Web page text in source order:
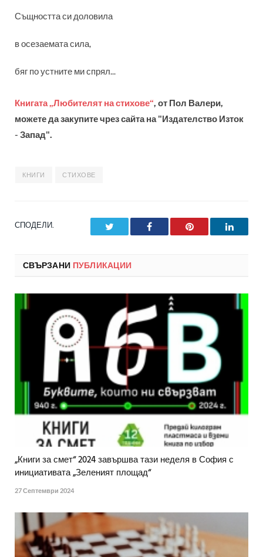
Същността си доловила
в осезаемата сила,
бяг по устните ми спрял...
Книгата „Любителят на стихове“, от Пол Валери,
можете да закупите чрез сайта на "Издателство Изток
- Запад".
КНИГИ СТИХОВЕ
СПОДЕЛИ. Facebook Pinterest
СВЪРЗАНИ ПУБЛИКАЦИИ
„Книги за смет“ 2024 завършва тази неделя в София с
инициативата „Зеленият площад“
27 Септември 2024